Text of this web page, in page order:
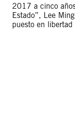
2017 a cinco
Estado”, Lee
puesto en